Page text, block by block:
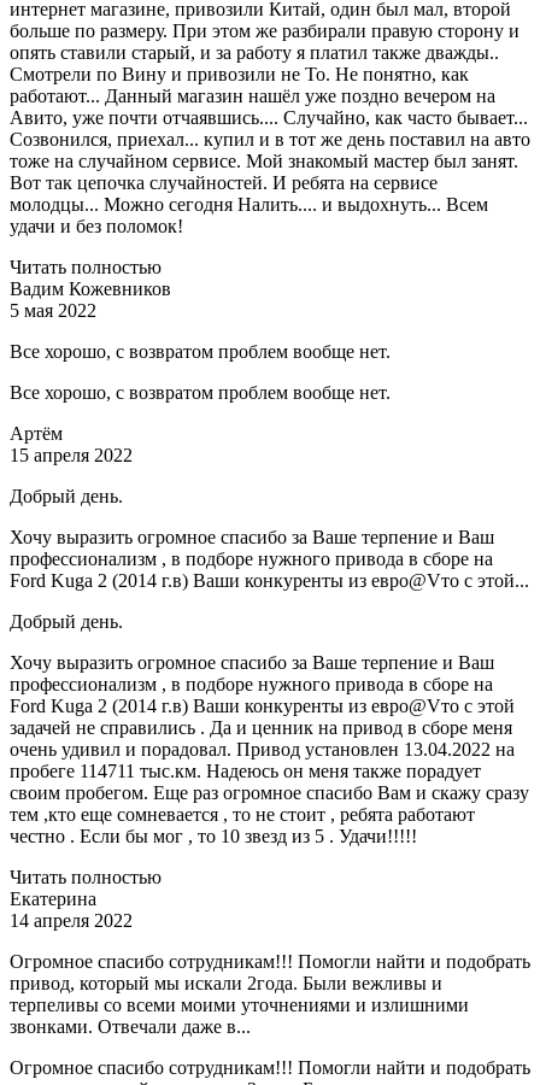
интернет магазине, привозили Китай, один был мал, второй
больше по размеру. При этом же разбирали правую сторону и
опять ставили старый, и за работу я платил также дважды..
Смотрели по Вину и привозили не То. Не понятно, как
работают... Данный магазин нашёл уже поздно вечером на
Авито, уже почти отчаявшись.... Случайно, как часто бывает...
Созвонился, приехал... купил и в тот же день поставил на авто
тоже на случайном сервисе. Мой знакомый мастер был занят.
Вот так цепочка случайностей. И ребята на сервисе
молодцы... Можно сегодня Налить.... и выдохнуть... Всем
удачи и без поломок!
Читать полностью
Вадим Кожевников
5 мая 2022
Все хорошо, с возвратом проблем вообще нет.
Все хорошо, с возвратом проблем вообще нет.
Артём
15 апреля 2022
Добрый день.
Хочу выразить огромное спасибо за Ваше терпение и Ваш
профессионализм , в подборе нужного привода в сборе на
Ford Kuga 2 (2014 г.в) Ваши конкуренты из евро@Vто с этой...
Добрый день.
Хочу выразить огромное спасибо за Ваше терпение и Ваш
профессионализм , в подборе нужного привода в сборе на
Ford Kuga 2 (2014 г.в) Ваши конкуренты из евро@Vто с этой
задачей не справились . Да и ценник на привод в сборе меня
очень удивил и порадовал. Привод установлен 13.04.2022 на
пробеге 114711 тыс.км. Надеюсь он меня также порадует
своим пробегом. Еще раз огромное спасибо Вам и скажу сразу
тем ,кто еще сомневается , то не стоит , ребята работают
честно . Если бы мог , то 10 звезд из 5 . Удачи!!!!!
Читать полностью
Екатерина
14 апреля 2022
Огромное спасибо сотрудникам!!! Помогли найти и подобрать
привод, который мы искали 2года. Были вежливы и
терпеливы со всеми моими уточнениями и излишними
звонками. Отвечали даже в...
Огромное спасибо сотрудникам!!! Помогли найти и подобрать